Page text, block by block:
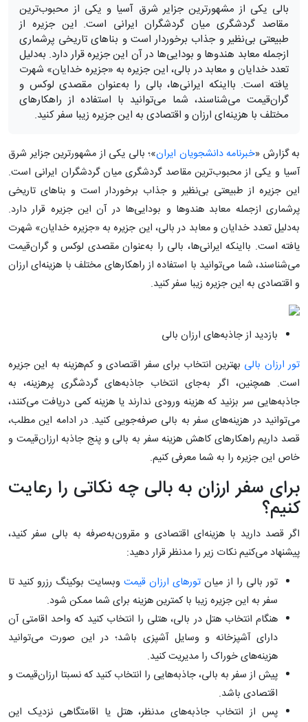
بالی یکی از مشهورترین جزایر شرق آسیا و یکی از محبوب‌ترین
مقاصد گردشگری میان گردشگران ایرانی است. این جزیره از
طبیعتی بی‌نظیر و جذاب برخوردار است و بناهای تاریخی پرشماری
ازجمله معابد هندوها و بودایی‌ها در آن این جزیره قرار دارد. به‌دلیل
تعدد خدایان و معابد در بالی، این جزیره به «جزیره خدایان» شهرت
یافته است. بااینکه ایرانی‌ها، بالی را به‌عنوان مقصدی لوکس و
گران‌قیمت می‌شناسند، شما می‌توانید با استفاده از راهکارهای
مختلف با هزینه‌ای ارزان و اقتصادی به این جزیره زیبا سفر کنید.
به گزارش «خبرنامه دانشجویان ایران»؛ بالی یکی از مشهورترین جزایر شرق
آسیا و یکی از محبوب‌ترین مقاصد گردشگری میان گردشگران ایرانی است.
این جزیره از طبیعتی بی‌نظیر و جذاب برخوردار است و بناهای تاریخی
پرشماری ازجمله معابد هندوها و بودایی‌ها در آن این جزیره قرار دارد.
به‌دلیل تعدد خدایان و معابد در بالی، این جزیره به «جزیره خدایان» شهرت
یافته است. بااینکه ایرانی‌ها، بالی را به‌عنوان مقصدی لوکس و گران‌قیمت
می‌شناسند، شما می‌توانید با استفاده از راهکارهای مختلف با هزینه‌ای ارزان
و اقتصادی به این جزیره زیبا سفر کنید.
بازدید از جاذبه‌های ارزان بالی
تور ارزان بالی بهترین انتخاب برای سفر اقتصادی و کم‌هزینه به این جزیره
است. همچنین، اگر به‌جای انتخاب جاذبه‌های گردشگری پرهزینه، به
جاذبه‌هایی سر بزنید که هزینه ورودی ندارند یا هزینه کمی دریافت می‌کنند،
می‌توانید در هزینه‌های سفر به بالی صرفه‌جویی کنید. در ادامه این مطلب،
قصد داریم راهکارهای کاهش هزینه سفر به بالی و پنج جاذبه ارزان‌قیمت و
خاص این جزیره را به شما معرفی کنیم.
برای سفر ارزان به بالی چه نکاتی را رعایت
کنیم؟
اگر قصد دارید با هزینه‌ای‌ اقتصادی و مقرون‌به‌صرفه به بالی سفر کنید،
پیشنهاد می‌کنیم نکات زیر را مدنظر قرار دهید:
تور بالی را از میان تورهای ارزان قیمت وبسایت بوکینگ رزرو کنید تا
سفر به این جزیره زیبا با کمترین هزینه برای شما ممکن شود.
هنگام انتخاب هتل در بالی، هتلی را انتخاب کنید که واحد اقامتی آن
دارای آشپزخانه و وسایل آشپزی باشد؛ در این ‌صورت می‌توانید
هزینه‌های خوراک را مدیریت کنید.
پیش از سفر به بالی، جاذبه‌هایی را انتخاب کنید که نسبتا ارزان‌قیمت و
اقتصادی باشد.
پس از انتخاب جاذبه‌های مدنظر، هتل یا اقامتگاهی نزدیک این